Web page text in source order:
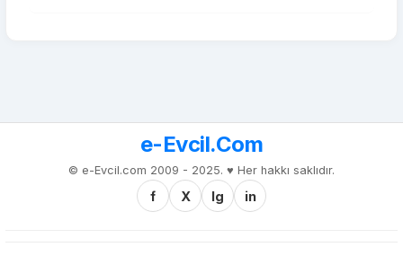
e-Evcil.Com
© e-Evcil.com 2009 - 2025. ♥️ Her hakkı saklıdır.
f X Ig in